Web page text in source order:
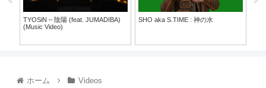
TYOSiN – 陰陽 (feat. JUMADIBA)
(Music Video)
SHO aka S.TIME : 神の水
ホーム Videos